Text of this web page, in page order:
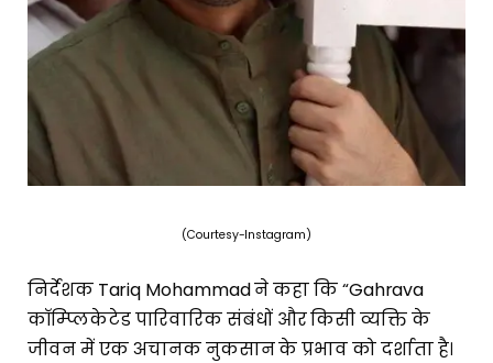
(Courtesy-Instagram)
निर्देशक Tariq Mohammad ने कहा कि “Gahrava
कॉम्प्लिकेटेड पारिवारिक संबंधों और किसी व्यक्ति के
जीवन में एक अचानक नुकसान के प्रभाव को दर्शाता है।